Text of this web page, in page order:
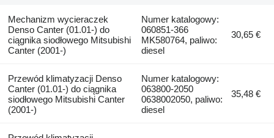
Mechanizm wycieraczek
Denso Canter (01.01-) do
ciągnika siodłowego Mitsubishi
Canter (2001-)
Numer katalogowy:
060851-366
MK580764, paliwo:
diesel
30,65 €
Przewód klimatyzacji Denso
Canter (01.01-) do ciągnika
siodłowego Mitsubishi Canter
(2001-)
Numer katalogowy:
063800-2050
0638002050, paliwo:
diesel
35,48 €